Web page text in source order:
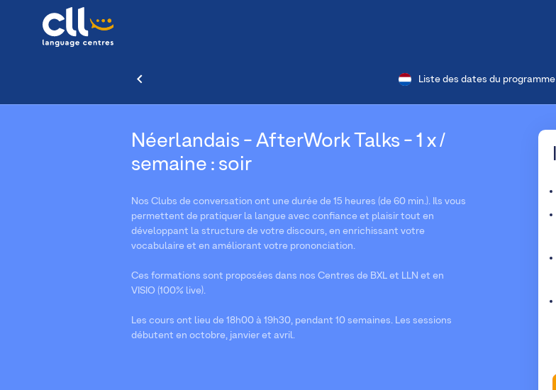
Liste des dates du programme
Néerlandais - AfterWork Talks - 1 x /
semaine : soir
Nos Clubs de conversation ont une durée de 15 heures (de 60 min.). Ils vous
permettent de pratiquer la langue avec confiance et plaisir tout en
développant la structure de votre discours, en enrichissant votre
vocabulaire et en améliorant votre prononciation.
Ces formations sont proposées dans nos Centres de BXL et LLN et en
VISIO (100% live).
Les cours ont lieu de 18h00 à 19h30, pendant 10 semaines. Les sessions
débutent en octobre, janvier et avril.